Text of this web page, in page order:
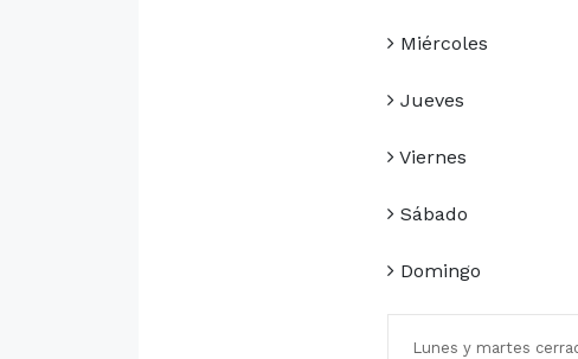
Miércoles
Jueves
Viernes
Sábado
Domingo
Lunes y martes